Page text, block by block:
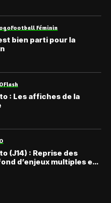
Football Féminin
bien parti pour la
Flash
: Les affiches de la
(J14) : Reprise des
d’enjeux multiples et